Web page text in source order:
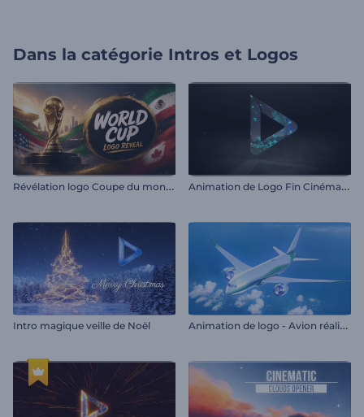
Dans la catégorie Intros et Logos
R
évélation logo Coupe du monde A
nimation de Logo Fin Cinématographique
Intro magique veille de Noël A
nimation de logo - Avion réaliste